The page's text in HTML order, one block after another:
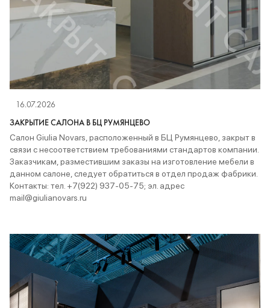
16.07.2026
ЗАКРЫТИЕ САЛОНА В БЦ РУМЯНЦЕВО
Салон Giulia Novars, расположенный в БЦ Румянцево, закрыт в
связи с несоответствием требованиями стандартов компании.
Заказчикам, разместившим заказы на изготовление мебели в
данном салоне, следует обратиться в отдел продаж фабрики.
Контакты: тел. +7(922) 937-05-75; эл. адрес
mail@giulianovars.ru